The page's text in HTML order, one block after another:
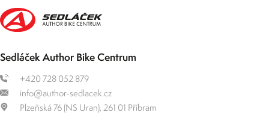
Sedláček Author Bike Centrum
+420 728 052 879
info@author-sedlacek.cz
Plzeňská 76 (NS Uran), 261 01 Příbram